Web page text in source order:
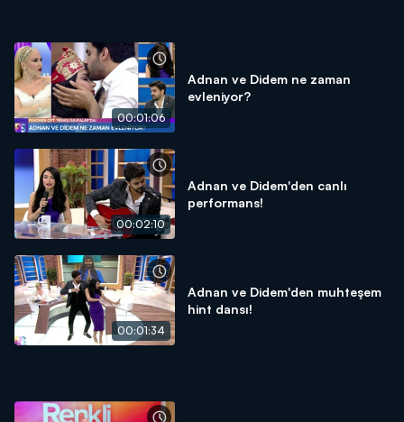
00:01:06
Adnan ve Didem ne zaman
evleniyor?
00:02:10
Adnan ve Didem'den canlı
performans!
00:01:34
Adnan ve Didem'den muhteşem
hint dansı!